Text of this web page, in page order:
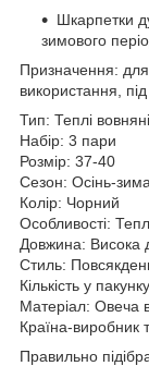
Шкарпетки
зимового
Призначення:
використання,
Тип: Теплі
Набір: 3 пари
Розмір: 37-40
Сезон: Осінь-зима
Колір: Чорний
Особливості:
Довжина: Висока
Стиль:
Кількість у
Матеріал: Овеча
Країна-виробник
Правильно